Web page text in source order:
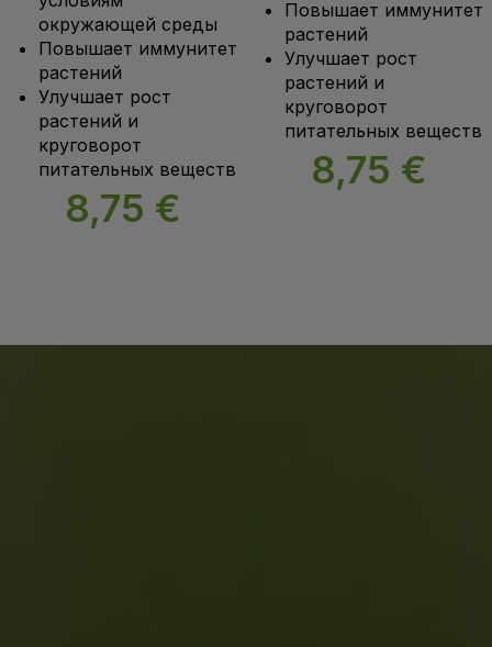
окружающей среды
Повышает иммунитет
растений
Улучшает рост
растений и
круговорот
питательных веществ
8,75 €
Повышает иммунитет
растений
Улучшает рост
растений и
круговорот
питательных веществ
8,75 €